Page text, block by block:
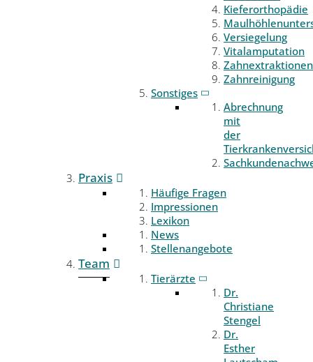
Kieferorthopädie
Versiegelung
Vitalamputation
Zahnextraktionen
Zahnreinigung
Sonstiges
Abrechnung
mit
der
Praxis
Häufige Fragen
Impressionen
Lexikon
News
Stellenangebote
Team
Tierärzte
Dr.
Christiane
Stengel
Dr.
Esther